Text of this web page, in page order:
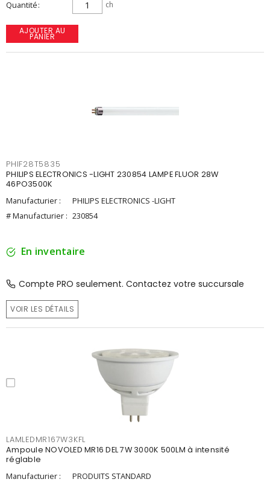
Quantité ch
AJOUTER AU
PANIER
PHIF28T5835
PHILIPS ELECTRONICS -LIGHT 230854 LAMPE FLUOR 28W
46PO3500K
Manufacturier :
PHILIPS ELECTRONICS -LIGHT
# Manufacturier : 230854
En inventaire
Compte PRO seulement. Contactez votre succursale
VOIR LES DÉTAILS
LAMLEDMR167W3KFL
Ampoule NOVOLED MR16 DEL 7W 3000K 500LM à intensité
réglable
Manufacturier :
PRODUITS STANDARD